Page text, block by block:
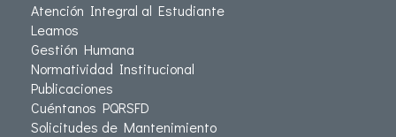
Atención Integral al Estudiante
Leamos
Gestión Humana
Normatividad Institucional
Publicaciones
Cuéntanos PQRSFD
Solicitudes de Mantenimiento